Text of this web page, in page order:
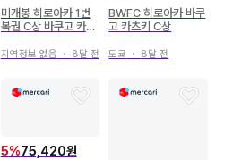
미개봉 히로아카 1번
복권 C상 바쿠고 카츠
지역정보 없음 ・ 8달 전
BWFC 히로아카 바쿠
고 카츠키 C상
도쿄 ・ 8달 전
5%75,420원